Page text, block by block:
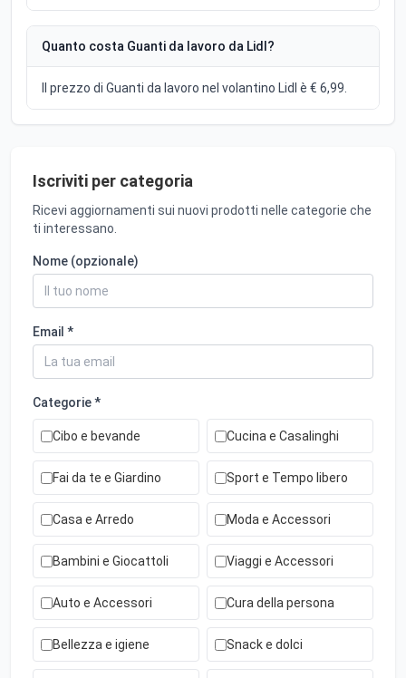
Quanto costa Guanti da lavoro da Lidl?
Il prezzo di Guanti da lavoro nel volantino Lidl è € 6,99.
Iscriviti per categoria
Ricevi aggiornamenti sui nuovi prodotti nelle categorie che
ti interessano.
Nome (opzionale)
Email *
Categorie *
Cibo e bevande Cucina e Casalinghi
Fai da te e Giardino Sport e Tempo libero
Casa e Arredo Moda e Accessori
Bambini e Giocattoli Viaggi e Accessori
Auto e Accessori Cura della persona
Bellezza e igiene Snack e dolci